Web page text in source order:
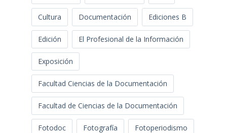
Cultura Documentación Ediciones B
Edición El Profesional de la Información
Exposición
Facultad Ciencias de la Documentación
Facultad de Ciencias de la Documentación
Fotodoc Fotografía Fotoperiodismo